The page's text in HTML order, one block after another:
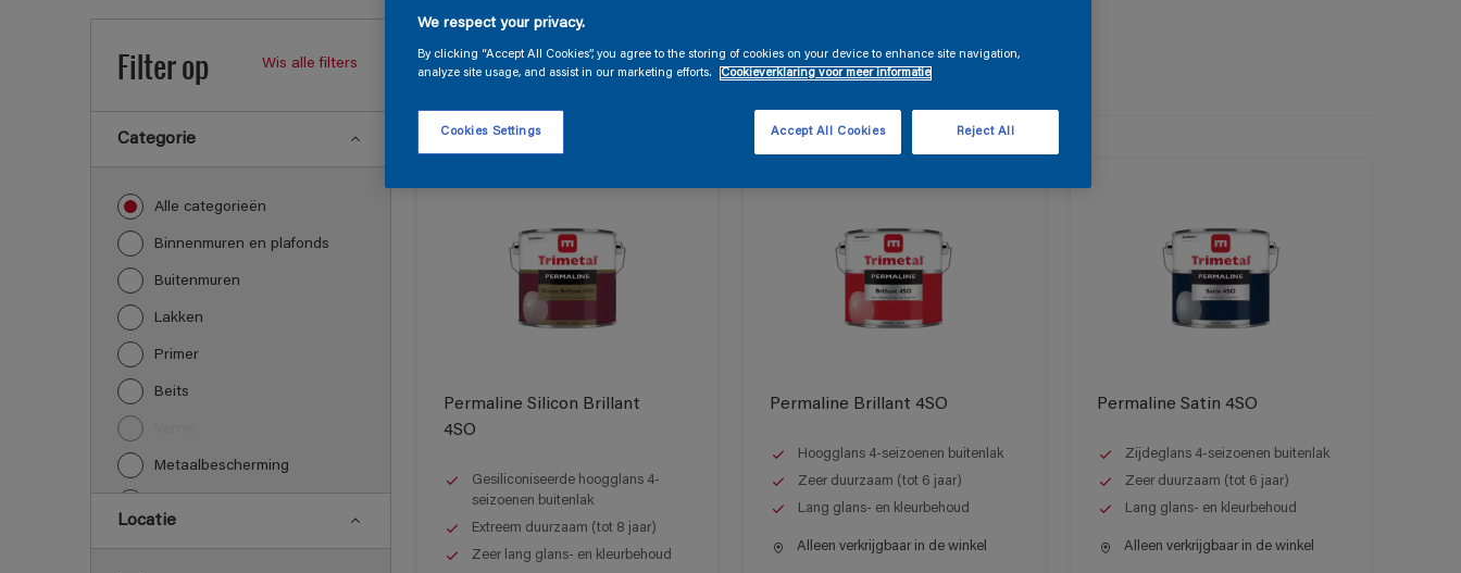
Filter op Wis alle filters
Categorie
Alle categorieën
Binnenmuren en plafonds
Buitenmuren
Lakken
Primer
Beits
Metaalbescherming
Locatie
Onze producten
Permaline Silicon Brillant
4SO
Gesiliconiseerde hoogglans 4-
seizoenen buitenlak
Extreem duurzaam (tot 8 jaar)
Zeer lang glans- en kleurbehoud
Permaline Brillant 4SO
Hoogglans 4-seizoenen buitenlak
Zeer duurzaam (tot 6 jaar)
Lang glans- en kleurbehoud
Alleen verkrijgbaar in de winkel
Permaline Satin 4SO
Zijdeglans 4-seizoenen buitenlak
Zeer duurzaam (tot 6 jaar)
Lang glans- en kleurbehoud
Alleen verkrijgbaar in de winkel
We respect your privacy.
By clicking “Accept All Cookies”, you agree to the storing of cookies on your device to enhance site navigation,
analyze site usage, and assist in our marketing efforts.
Cookieverklaring voor meer informatie
Cookies Settings Reject All
Accept All Cookies